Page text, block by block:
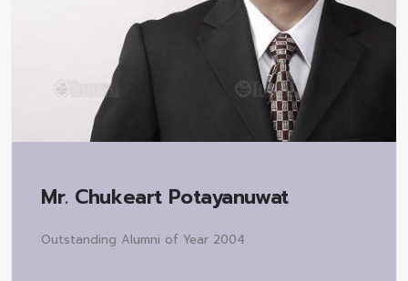
Mr. Chukeart Potayanuwat
Outstanding Alumni of Year 2004